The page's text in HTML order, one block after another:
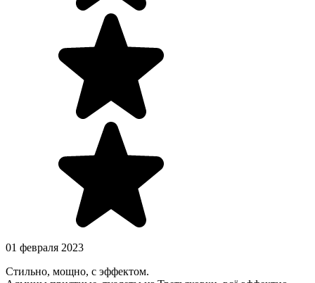
01 февраля 2023
Стильно, мощно, с эффектом.